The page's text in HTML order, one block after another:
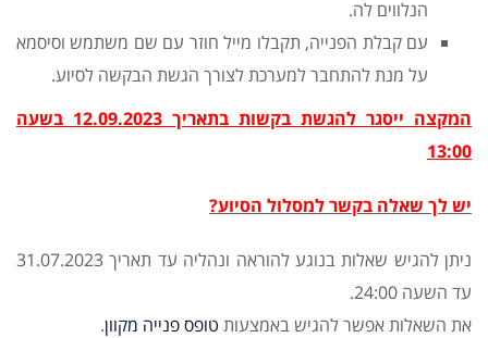
הנלווים לה.
עם קבלת הפנייה, תקבלו מייל חוזר עם שם משתמש וסיסמא
על מנת להתחבר למערכת לצורך הגשת הבקשה לסיוע.
המקצה ייסגר להגשת בקשות בתאריך 12.09.2023 בשעה
13:00
יש לך שאלה בקשר למסלול הסיוע?
ניתן להגיש שאלות בנוגע להוראה ונהליה עד תאריך 31.07.2023
עד השעה 24:00.
את השאלות אפשר להגיש באמצעות טופס פנייה מקוון.